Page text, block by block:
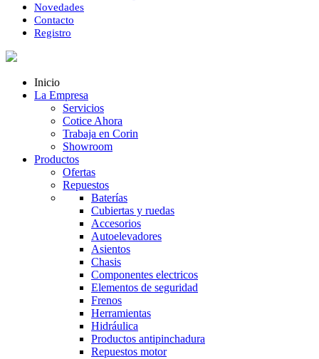
Novedades
Contacto
Registro
Inicio
La Empresa
Servicios
Cotice Ahora
Trabaja en Corin
Showroom
Productos
Ofertas
Repuestos
Baterías
Cubiertas y ruedas
Accesorios
Autoelevadores
Asientos
Chasis
Componentes electricos
Elementos de seguridad
Frenos
Herramientas
Hidráulica
Productos antipinchadura
Repuestos motor